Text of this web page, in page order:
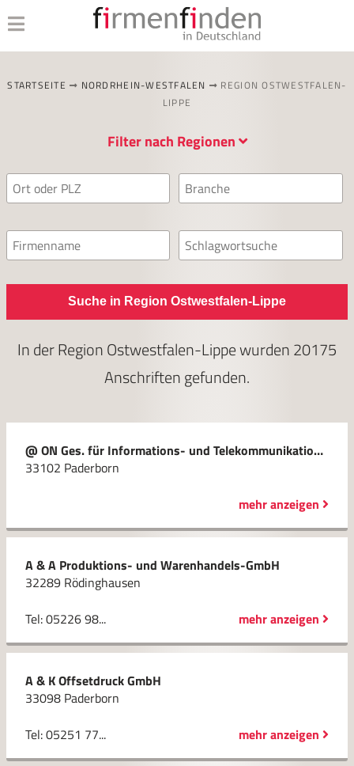
STARTSEITE NORDRHEIN-WESTFALEN
REGION OSTWESTFALEN-
LIPPE
Filter nach Regionen
Suche in Region Ostwestfalen-Lippe
In der Region Ostwestfalen-Lippe wurden20175
Anschriften gefunden.
@ ON Ges. für Informations- und Telekommunikationssysteme mbH
33102 Paderborn
mehr anzeigen
A & A Produktions- und Warenhandels-GmbH
32289 Rödinghausen
Tel: 05226 98...
mehr anzeigen
A & K Offsetdruck GmbH
33098 Paderborn
Tel: 05251 77...
mehr anzeigen